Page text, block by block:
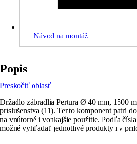
Návod na montáž
Popis
Preskočiť oblasť
Držadlo zábradlia Pertura Ø 40 mm, 1500
príslušenstva (11). Tento komponent patrí
na vnútorné i vonkajšie použitie. Podľa
možné vyhľadať jednotlivé produkty i v